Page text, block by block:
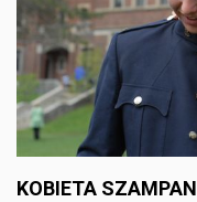
KOBIETA SZAMPAN